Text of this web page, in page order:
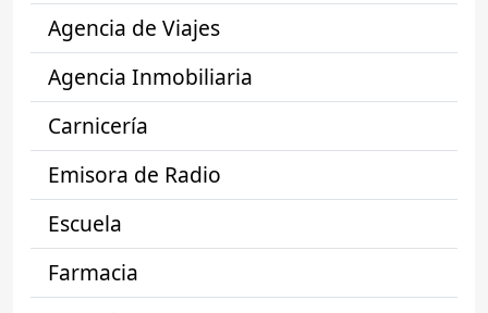
Agencia de Viajes
Agencia Inmobiliaria
Carnicería
Emisora de Radio
Escuela
Farmacia